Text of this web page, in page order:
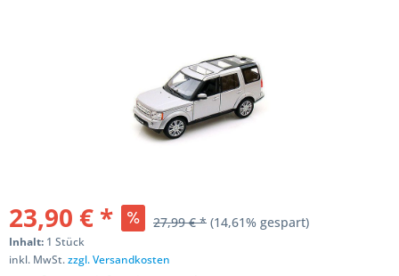
23,90 € * 27,99 € * (14,61% gespart)
Inhalt: 1 Stück
inkl. MwSt.zzgl. Versandkosten